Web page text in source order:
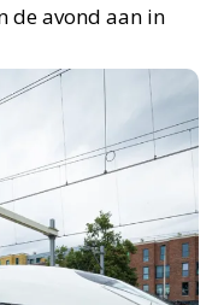
de avond aan in